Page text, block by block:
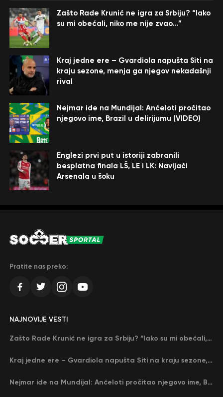
Zašto Rade Krunić ne igra za Srbiju? “Iako
su mi obećali, niko me nije zvao…”
Kraj jedne ere – Gvardiola napušta Siti na
kraju sezone, menja ga njegov nekadašnji
rival
Nejmar ide na Mundijal: Anćeloti pročitao
njegovo ime, Brazil u delirijumu (VIDEO)
Englezi prvi put u istoriji zabranili
besplatna finala LŠ, LE i LK: Navijači
Arsenala u šoku
Pratite nas preko:
NAJNOVIJE VESTI
Zašto Rade Krunić ne igra za Srbiju? “Iako su mi obećali, niko me nije zvao…”
Kraj jedne ere – Gvardiola napušta Siti na kraju sezone, menja ga njegov nekadašnji rival
Nejmar ide na Mundijal: Anćeloti pročitao njegovo ime, Brazil u delirijumu (VIDEO)